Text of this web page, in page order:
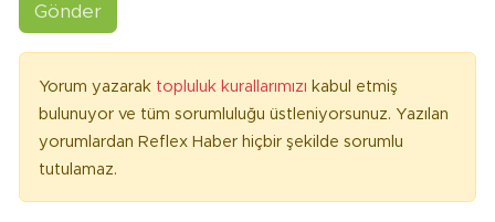
Gönder
Yorum yazarak topluluk kurallarımızı kabul etmiş
bulunuyor ve tüm sorumluluğu üstleniyorsunuz. Yazılan
yorumlardan Reflex Haber hiçbir şekilde sorumlu
tutulamaz.